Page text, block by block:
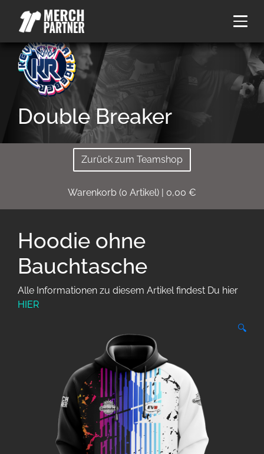
Double Breaker
Zurück zum Teamshop
Warenkorb (0 Artikel) | 0,00 €
Hoodie ohne
Bauchtasche
Alle Informationen zu diesem Artikel findest Du hier
HIER
🔍